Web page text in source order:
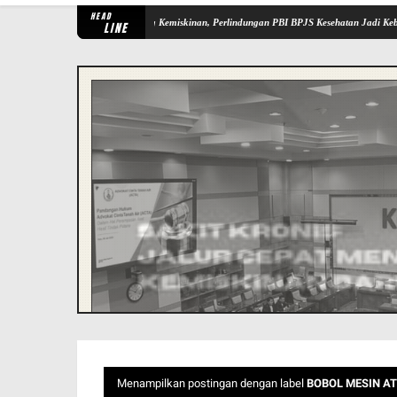
HEAD
LINE
Keluarga ke Jurang Kemiskinan, Perlindungan PBI BPJS Kesehatan Jadi Kebutuhan
Menampilkan postingan dengan label BOBOL MESIN